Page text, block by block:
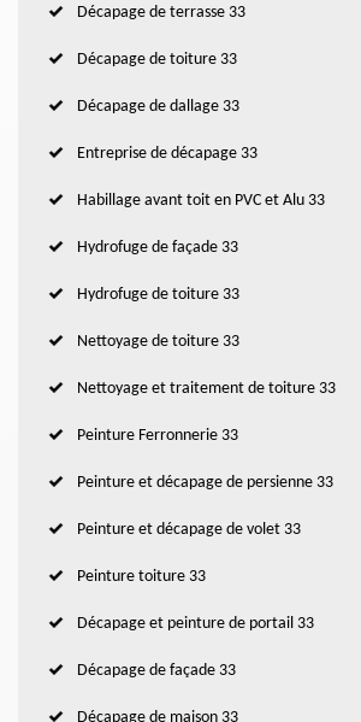
Décapage de terrasse 33
Décapage de toiture 33
Décapage de dallage 33
Entreprise de décapage 33
Habillage avant toit en PVC et Alu 33
Hydrofuge de façade 33
Hydrofuge de toiture 33
Nettoyage de toiture 33
Nettoyage et traitement de toiture 33
Peinture Ferronnerie 33
Peinture et décapage de persienne 33
Peinture et décapage de volet 33
Peinture toiture 33
Décapage et peinture de portail 33
Décapage de façade 33
Décapage de maison 33